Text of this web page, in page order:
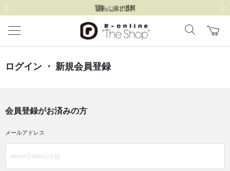
ログイン ・ 新規会員登録
会員登録がお済みの方
メールアドレス